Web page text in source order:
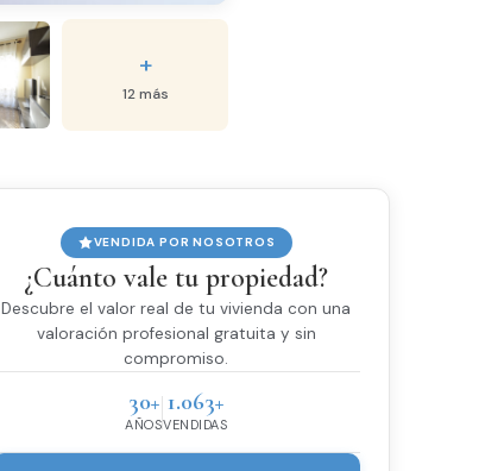
+
12 más
VENDIDA POR NOSOTROS
¿Cuánto vale tu propiedad?
Descubre el valor real de tu vivienda con una
valoración profesional gratuita y sin
compromiso.
30+
AÑOS
1.063+
VENDIDAS